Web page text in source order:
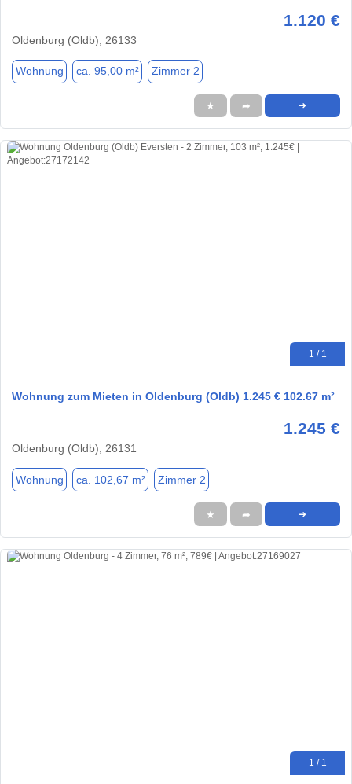
1.120 €
Oldenburg (Oldb), 26133
Wohnung ca. 95,00 m² Zimmer 2
★ ➦ ➜
1 / 1
Wohnung zum Mieten in Oldenburg (Oldb) 1.245 € 102.67 m²
1.245 €
Oldenburg (Oldb), 26131
Wohnung ca. 102,67 m² Zimmer 2
★ ➦ ➜
1 / 1